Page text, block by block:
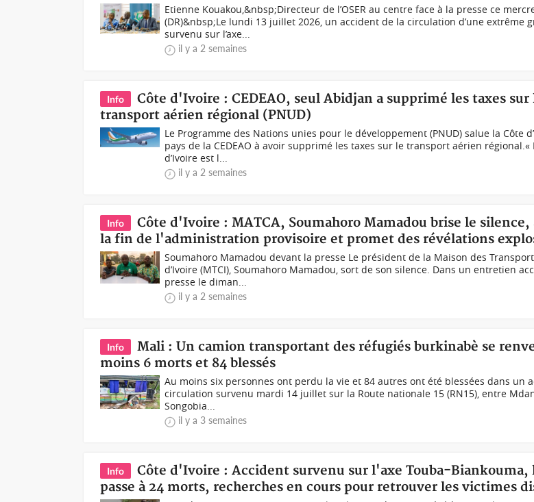
Etienne Kouakou,&nbsp;Directeur de l’OSER au centre face à la presse ce
(DR)&nbsp;Le lundi 13 juillet 2026, un accident de la circulation d’une extrême
survenu sur l’axe...
il y a 2 semaines
Info
Côte d'Ivoire : CEDEAO, seul Abidjan a supprimé les taxes sur
transport aérien régional (PNUD)
Le Programme des Nations unies pour le développement (PNUD) salue la Côte
pays de la CEDEAO à avoir supprimé les taxes sur le transport aérien régional.«
d’Ivoire est l...
il y a 2 semaines
Info
Côte d'Ivoire : MATCA, Soumahoro Mamadou brise le silence,
la fin de l'administration provisoire et promet des révélations
Soumahoro Mamadou devant la presse Le président de la Maison des
d’Ivoire (MTCI), Soumahoro Mamadou, sort de son silence. Dans un entretien
presse le diman...
il y a 2 semaines
Info
Mali : Un camion transportant des réfugiés burkinabè se
moins 6 morts et 84 blessés
Au moins six personnes ont perdu la vie et 84 autres ont été blessées dans un
circulation survenu mardi 14 juillet sur la Route nationale 15 (RN15), entre
Songobia...
il y a 3 semaines
Info
Côte d'Ivoire : Accident survenu sur l'axe Touba-Biankouma,
passe à 24 morts, recherches en cours pour retrouver les victimes